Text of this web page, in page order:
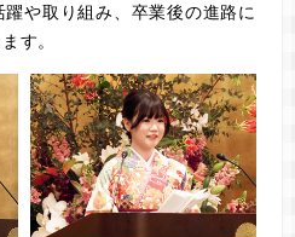
や取り組み、卒業後の進路に
す。